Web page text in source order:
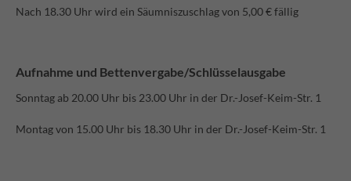
Nach 18.30 Uhr wird ein Säumniszuschlag von 5,00 € fällig
Aufnahme und Bettenvergabe/Schlüsselausgabe
Sonntag ab 20.00 Uhr bis 23.00 Uhr in der Dr.-Josef-Keim-Str. 1
Montag von 15.00 Uhr bis 18.30 Uhr in der Dr.-Josef-Keim-Str. 1